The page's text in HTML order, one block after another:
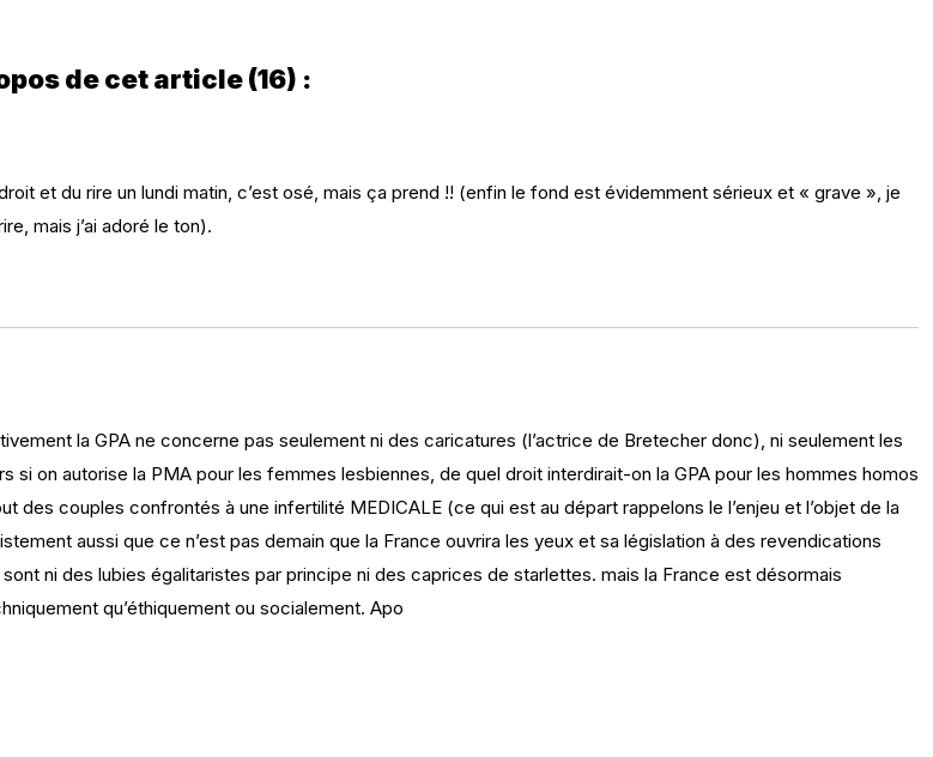
de cet article (16) :
et du rire un lundi matin, c’est osé, mais ça prend !! (enfin le fond est évidemment sérieux et « grave », je
mais j’ai adoré le ton).
la GPA ne concerne pas seulement ni des caricatures (l’actrice de Bretecher donc), ni seulement les
si on autorise la PMA pour les femmes lesbiennes, de quel droit interdirait-on la GPA pour les hommes homos
des couples confrontés à une infertilité MEDICALE (ce qui est au départ rappelons le l’enjeu et l’objet de la
aussi que ce n’est pas demain que la France ouvrira les yeux et sa législation à des revendications
ni des lubies égalitaristes par principe ni des caprices de starlettes. mais la France est désormais
qu’éthiquement ou socialement. Apo